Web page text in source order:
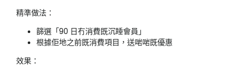
精準做法：
篩選「90 日冇消費既沉睡會員」
根據佢地之前既消費項目，送啱啱既優惠
效果：